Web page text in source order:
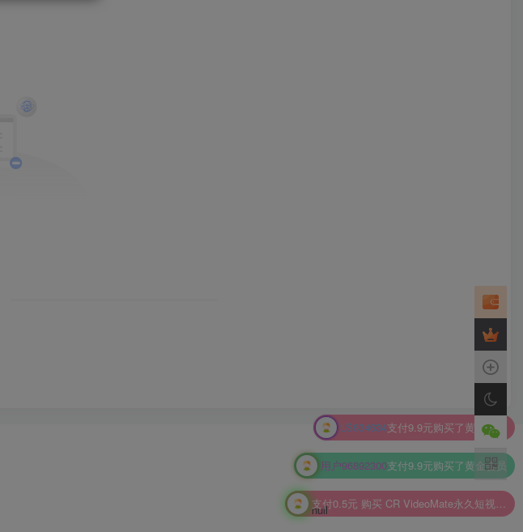
LS634634支付9.9元购买了黄金会员
用户96892300支付9.9元购买了黄金会员
null
支付0.5元 购买 CR VideoMate永久短视频去重搬运CR视频批量剪辑软件